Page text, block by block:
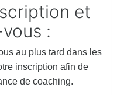
et
:
au plus tard dans les
inscription afin de
de coaching.